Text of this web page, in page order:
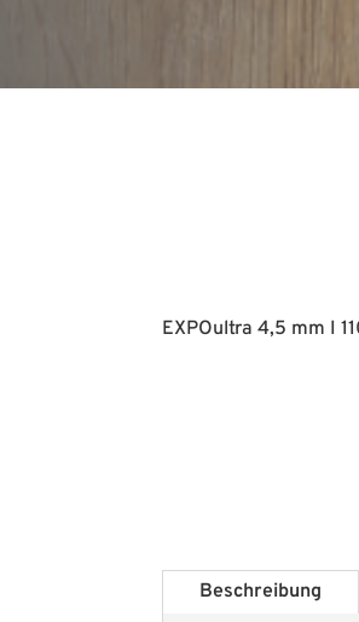
EXPOultra 4,5 mm I
Beschreibung